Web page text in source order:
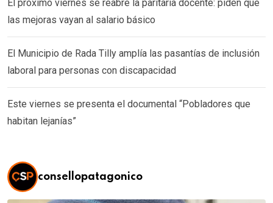
El próximo viernes se reabre la paritaria docente: piden que
las mejoras vayan al salario básico
El Municipio de Rada Tilly amplía las pasantías de inclusión
laboral para personas con discapacidad
Este viernes se presenta el documental “Pobladores que
habitan lejanías”
consellopatagonico